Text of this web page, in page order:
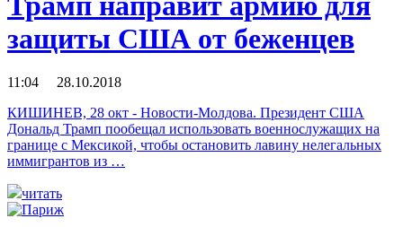
защиты США от беженцев
11:04 28.10.2018
КИШИНЕВ, 28 окт - Новости-Молдова. Президент США
Дональд Трамп пообещал использовать военнослужащих на
границе с Мексикой, чтобы остановить лавину нелегальных
иммигрантов из …
читать